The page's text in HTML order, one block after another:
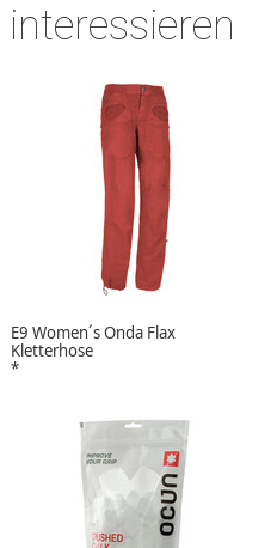
interessieren
E9 Women´s Onda Flax
Kletterhose
*